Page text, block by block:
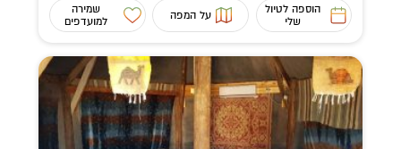
הוספה לטיול
שלי
על המפה
שמירה
למועדפים